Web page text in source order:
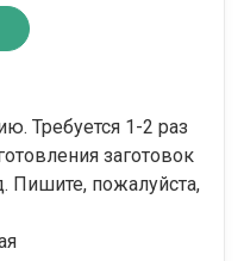
Требуется 1-2 раз
заготовок
Пишите, пожалуйста,